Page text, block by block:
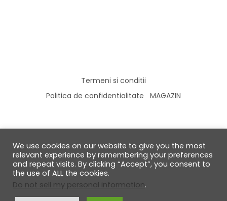
Termeni si conditii
Politica de confidentialitate
MAGAZIN
© 2026 GabiRalea.ro | DIY & Living
We use cookies on our website to give you the most
relevant experience by remembering your preferences
and repeat visits. By clicking “Accept”, you consent to
the use of ALL the cookies.
Do not sell my personal information.